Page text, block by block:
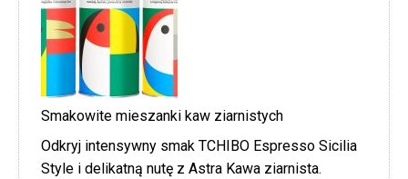
Smakowite mieszanki kaw ziarnistych
Odkryj intensywny smak TCHIBO Espresso Sicilia
Style i delikatną nutę z Astra Kawa ziarnista.